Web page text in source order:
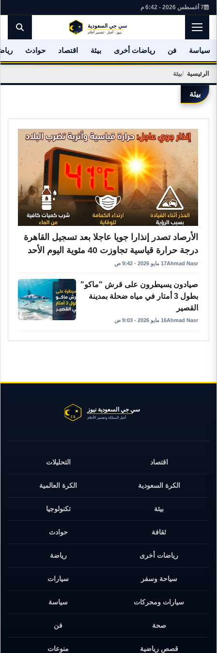
7 أغسطس 2026 - 6:42 م
سياسة فن رياضات أخرى بيئة اقتصاد حوادث
الرئيسية بيئة
بيئة
الأرصاد تصدر إنذارا جويا عاجلا بعد تسجيل القاهرة
درجة حرارة قياسية تجاوزت 40 مئوية اليوم الأحد
Ahmad Nasr17 مايو 2026 - 9:42 ص
صيادون يسيطرون على قرش "ماكو"
بطول 3 أمتار في مياه ضحلة بمدينة
القصير
Ahmad Nasr16 مايو 2026 - 9:03 ص
اقتصاد التحليلات
الكرة السعودية الكرة العالمية
بيئة تكنولوجيا
ثقافة حوادث
رياضات أخرى رياضة
سياحة وسفر سيارات
سيارات ومحركات سياسة
صحة فن
قصص رياضية منوعات